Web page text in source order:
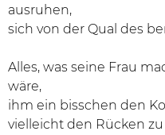
ausruhen,
sich von der Qual des
Alles, was seine Frau
wäre,
ihm ein bisschen den
vielleicht den Rücken